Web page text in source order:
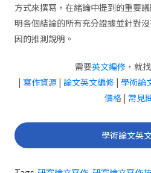
方式來撰寫，在緒論中提到的重要
明各個結論的所有充分證據並針對
因的推測說明。
需要英文編修，就
| 寫作資源 | 論文英文編修 | 學術論
價格| 常見
學術論文英